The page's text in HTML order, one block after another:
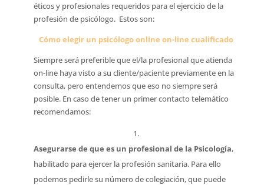
éticos y profesionales requeridos para el ejercicio de la
profesión de psicólogo. Estos son:
Cómo elegir un psicólogo online on-line cualificado
Siempre será preferible que el/la profesional que atienda
on-line haya visto a su cliente/paciente previamente en la
consulta, pero entendemos que eso no siempre será
posible. En caso de tener un primer contacto telemático
recomendamos:
Asegurarse de que es un profesional de la Psicología,
habilitado para ejercer la profesión sanitaria. Para ello
podemos pedirle su número de colegiación, que puede